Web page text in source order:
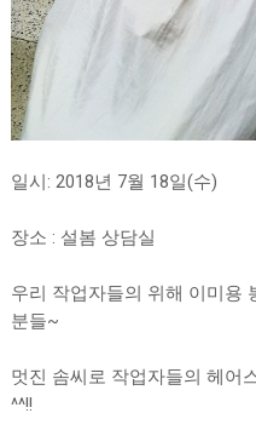
일시: 2018년 7월 18일(수)
장소 : 설봄 상담실
우리 작업자들의 위해 이미용
분들~
멋진 솜씨로 작업자들의 헤어
^^!!